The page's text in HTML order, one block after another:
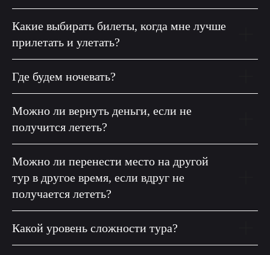
Какие выбирать билеты, когда мне лучше
прилетать и улетать?
Где будем ночевать?
Можно ли вернуть деньги, если не
получится лететь?
Можно ли перенести место на другой
тур в другое время, если вдруг не
получается лететь?
Какой уровень сложности тура?